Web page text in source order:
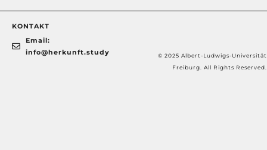
KONTAKT
Email:
info@herkunft.study
© 2025 Albert-Ludwigs-Universität
Freiburg. All Rights Reserved.